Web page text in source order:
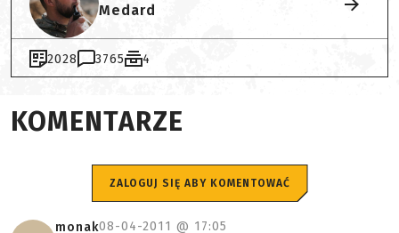
Medard
2028 3765 4
KOMENTARZE
ZALOGUJ SIĘ ABY KOMENTOWAĆ
monak08-04-2011 @ 17:05